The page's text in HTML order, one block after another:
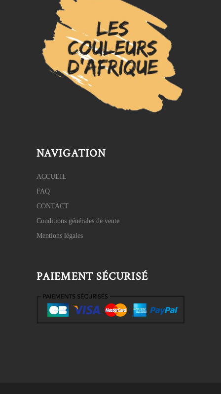
NAVIGATION
ACCUEIL
FAQ
CONTACT
Conditions générales de vente
Mentions légales
PAIEMENT SÉCURISÉ